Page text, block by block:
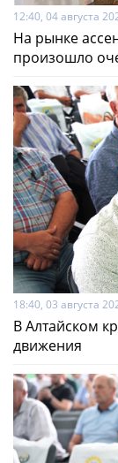
12:40, 04 августа
На рынке
произошло
18:40, 03 августа
В Алтайском
движения